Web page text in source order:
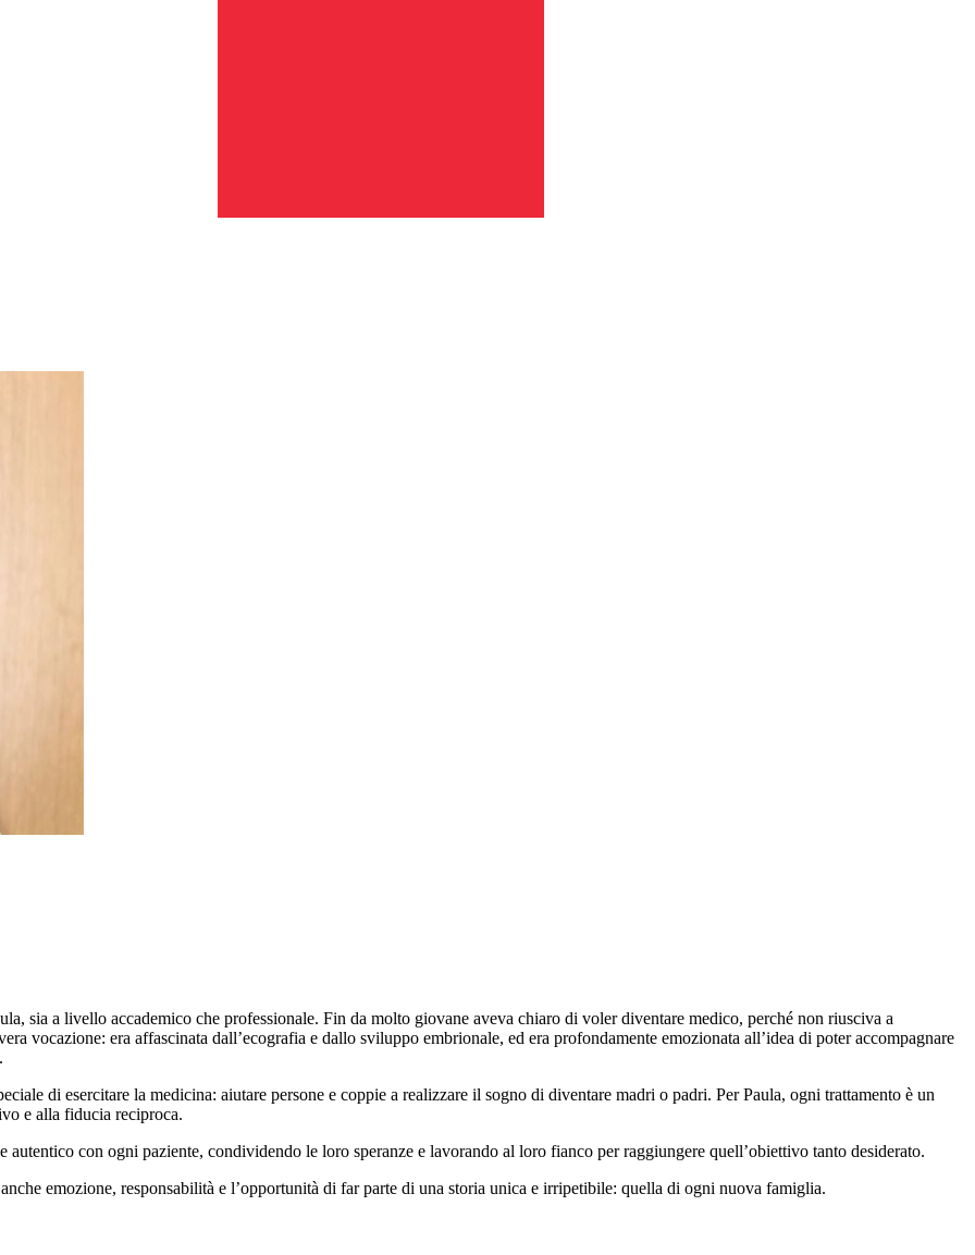
sia a livello accademico che professionale. Fin da molto giovane aveva chiaro di voler diventare medico, perché non riusciva a
vocazione: era affascinata dall’ecografia e dallo sviluppo embrionale, ed era profondamente emozionata all’idea di poter accompagnare
di esercitare la medicina: aiutare persone e coppie a realizzare il sogno di diventare madri o padri. Per Paula, ogni trattamento è un
e alla fiducia reciproca.
autentico con ogni paziente, condividendo le loro speranze e lavorando al loro fianco per raggiungere quell’obiettivo tanto desiderato.
emozione, responsabilità e l’opportunità di far parte di una storia unica e irripetibile: quella di ogni nuova famiglia.